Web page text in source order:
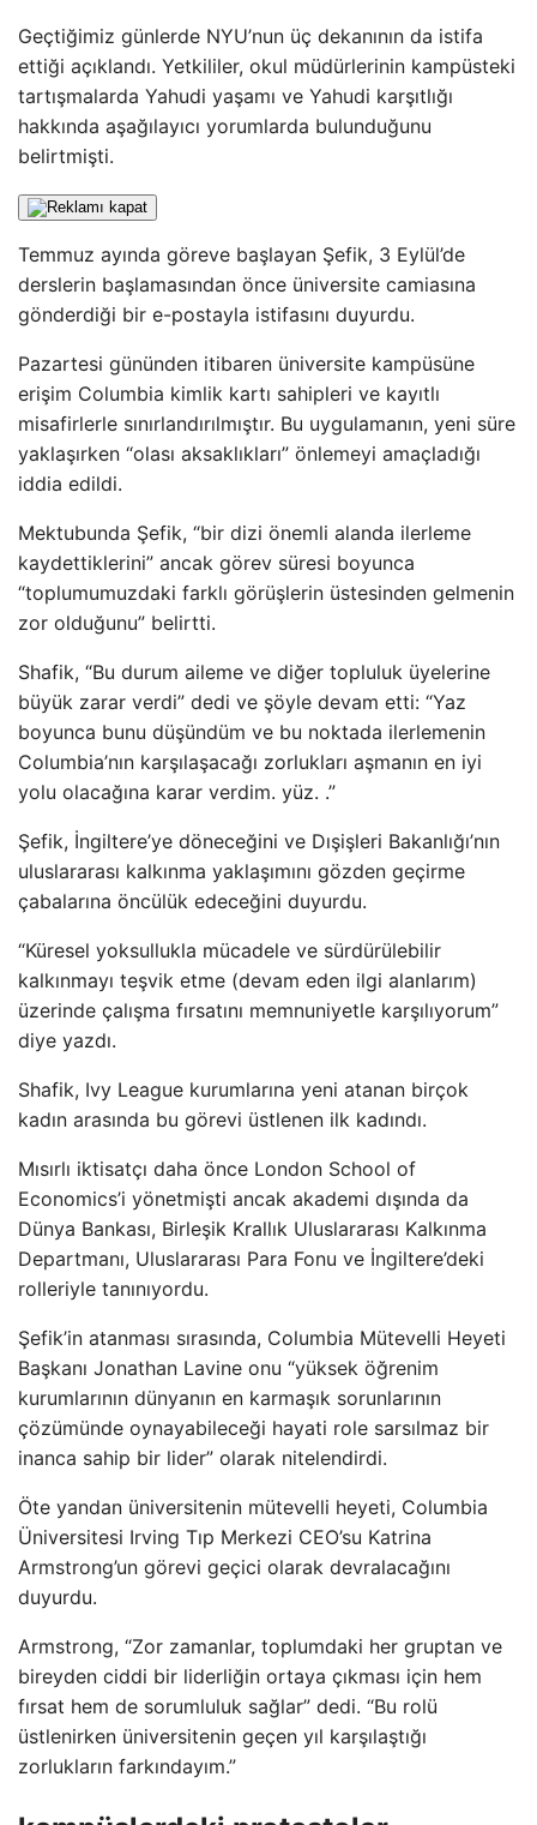
Geçtiğimiz günlerde NYU’nun üç dekanının da istifa
ettiği açıklandı. Yetkililer, okul müdürlerinin kampüsteki
tartışmalarda Yahudi yaşamı ve Yahudi karşıtlığı
hakkında aşağılayıcı yorumlarda bulunduğunu
belirtmişti.
Temmuz ayında göreve başlayan Şefik, 3 Eylül’de
derslerin başlamasından önce üniversite camiasına
gönderdiği bir e-postayla istifasını duyurdu.
Pazartesi gününden itibaren üniversite kampüsüne
erişim Columbia kimlik kartı sahipleri ve kayıtlı
misafirlerle sınırlandırılmıştır. Bu uygulamanın, yeni süre
yaklaşırken “olası aksaklıkları” önlemeyi amaçladığı
iddia edildi.
Mektubunda Şefik, “bir dizi önemli alanda ilerleme
kaydettiklerini” ancak görev süresi boyunca
“toplumumuzdaki farklı görüşlerin üstesinden gelmenin
zor olduğunu” belirtti.
Shafik, “Bu durum aileme ve diğer topluluk üyelerine
büyük zarar verdi” dedi ve şöyle devam etti: “Yaz
boyunca bunu düşündüm ve bu noktada ilerlemenin
Columbia’nın karşılaşacağı zorlukları aşmanın en iyi
yolu olacağına karar verdim. yüz. .”
Şefik, İngiltere’ye döneceğini ve Dışişleri Bakanlığı’nın
uluslararası kalkınma yaklaşımını gözden geçirme
çabalarına öncülük edeceğini duyurdu.
“Küresel yoksullukla mücadele ve sürdürülebilir
kalkınmayı teşvik etme (devam eden ilgi alanlarım)
üzerinde çalışma fırsatını memnuniyetle karşılıyorum”
diye yazdı.
Shafik, Ivy League kurumlarına yeni atanan birçok
kadın arasında bu görevi üstlenen ilk kadındı.
Mısırlı iktisatçı daha önce London School of
Economics’i yönetmişti ancak akademi dışında da
Dünya Bankası, Birleşik Krallık Uluslararası Kalkınma
Departmanı, Uluslararası Para Fonu ve İngiltere’deki
rolleriyle tanınıyordu.
Şefik’in atanması sırasında, Columbia Mütevelli Heyeti
Başkanı Jonathan Lavine onu “yüksek öğrenim
kurumlarının dünyanın en karmaşık sorunlarının
çözümünde oynayabileceği hayati role sarsılmaz bir
inanca sahip bir lider” olarak nitelendirdi.
Öte yandan üniversitenin mütevelli heyeti, Columbia
Üniversitesi Irving Tıp Merkezi CEO’su Katrina
Armstrong’un görevi geçici olarak devralacağını
duyurdu.
Armstrong, “Zor zamanlar, toplumdaki her gruptan ve
bireyden ciddi bir liderliğin ortaya çıkması için hem
fırsat hem de sorumluluk sağlar” dedi. “Bu rolü
üstlenirken üniversitenin geçen yıl karşılaştığı
zorlukların farkındayım.”